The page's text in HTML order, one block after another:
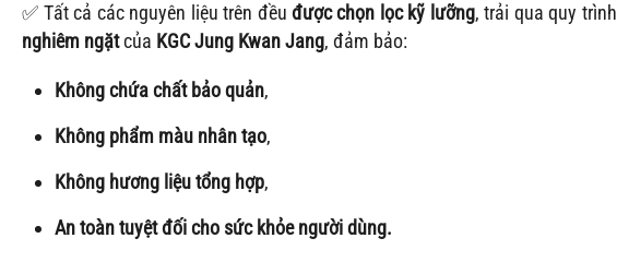
✅ Tất cả các nguyên liệu trên đềuđược chọn lọc kỹ lưỡng, trải qua quy trình
nghiêm ngặtcủa KGC Jung Kwan Jang, đảm bảo:
Không chứa chất bảo quản,
Không phẩm màu nhân tạo,
Không hương liệu tổng hợp,
An toàn tuyệt đối cho sức khỏe người dùng.